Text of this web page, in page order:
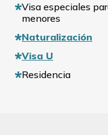
Visa especiales
menores
Naturalización
Visa U
Residencia